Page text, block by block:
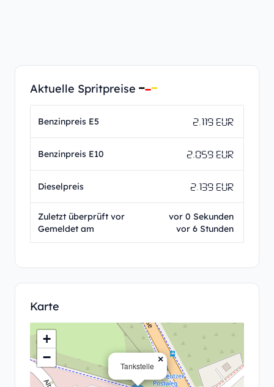
Aktuelle Spritpreise
Benzinpreis E5 2.119 EUR
Benzinpreis E10 2.059 EUR
Dieselpreis 2.139 EUR
Zuletzt überprüft vor
Gemeldet am
vor 0 Sekunden
vor 6 Stunden
Karte
Tankstelle
×
+
−